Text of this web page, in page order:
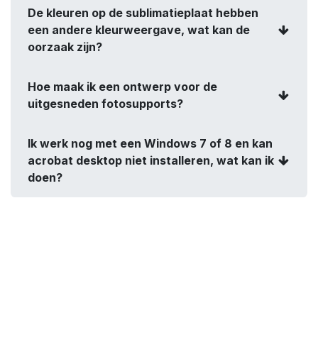
De kleuren op de sublimatieplaat hebben
een andere kleurweergave, wat kan de
oorzaak zijn?
Hoe maak ik een ontwerp voor de
uitgesneden fotosupports?
Ik werk nog met een Windows 7 of 8 en kan
acrobat desktop niet installeren, wat kan ik
doen?